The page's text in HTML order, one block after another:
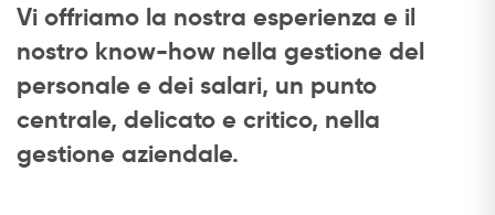
Vi offriamo la nostra esperienza e il
nostro know-how nella gestione del
personale e dei salari, un punto
centrale, delicato e critico, nella
gestione aziendale.